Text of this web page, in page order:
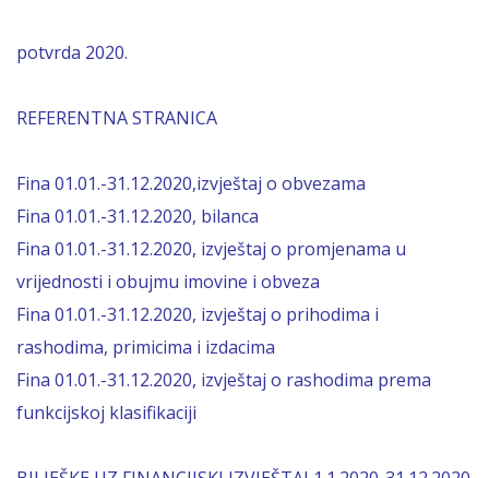
potvrda 2020.
REFERENTNA STRANICA
Fina 01.01.-31.12.2020,izvještaj o obvezama
Fina 01.01.-31.12.2020, bilanca
Fina 01.01.-31.12.2020, izvještaj o promjenama u
vrijednosti i obujmu imovine i obveza
Fina 01.01.-31.12.2020, izvještaj o prihodima i
rashodima, primicima i izdacima
Fina 01.01.-31.12.2020, izvještaj o rashodima prema
funkcijskoj klasifikaciji